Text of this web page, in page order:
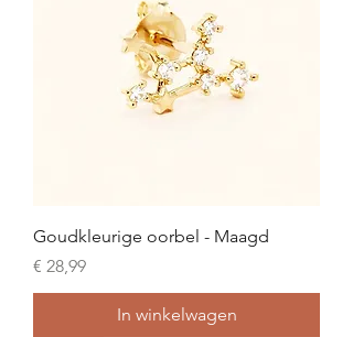
Goudkleurige oorbel - Maagd
Prijs
€ 28,99
In winkelwagen